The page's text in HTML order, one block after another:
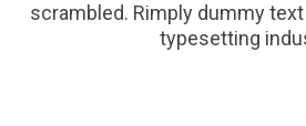
scrambled. Rimply dummy
typesetting